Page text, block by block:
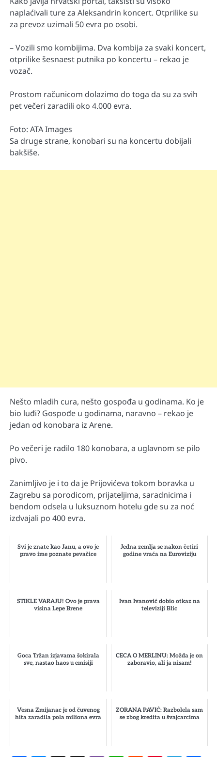
naplaćivali ture za Aleksandrin koncert. Otprilike su
za prevoz uzimali 50 evra po osobi.
– Vozili smo kombijima. Dva kombija za svaki koncert,
otprilike šesnaest putnika po koncertu – rekao je
vozač.
Prostom računicom dolazimo do toga da su za svih
pet večeri zaradili oko 4.000 evra.
Foto: ATA Images
Sa druge strane, konobari su na koncertu dobijali
bakšiše.
Nešto mladih cura, nešto gospođa u godinama. Ko je
bio luđi? Gospođe u godinama, naravno – rekao je
jedan od konobara iz Arene.
Po večeri je radilo 180 konobara, a uglavnom se pilo
pivo.
Zanimljivo je i to da je Prijovićeva tokom boravka u
Zagrebu sa porodicom, prijateljima, saradnicima i
bendom odsela u luksuznom hotelu gde su za noć
izdvajali po 400 evra.
Svi je znate kao Janu, a ovo je
pravo ime poznate pevačice
Jedna zemlja se nakon četiri
godine vraća na Euroviziju
ŠTIKLE VARAJU! Ovo je prava
visina Lepe Brene
Ivan Ivanović dobio otkaz na
televiziji Blic
Goca Tržan izjavama šokirala
sve, nastao haos u emisiji
CECA O MERLINU: Možda je on
zaboravio, ali ja nisam!
Vesna Zmijanac je od čuvenog
hita zaradila pola miliona evra
ZORANA PAVIĆ: Razbolela sam
se zbog kredita u švajcarcima